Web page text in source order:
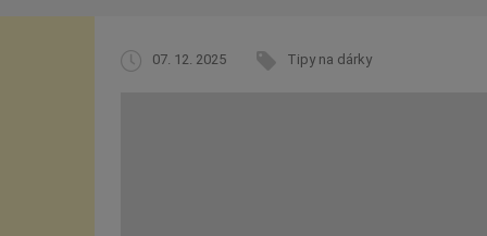
07. 12. 2025 Tipy na dárky